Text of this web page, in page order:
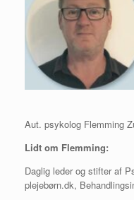
Aut. psykolog Flemming
Lidt om Flemming:
Daglig leder og stifter af
plejebørn.dk,